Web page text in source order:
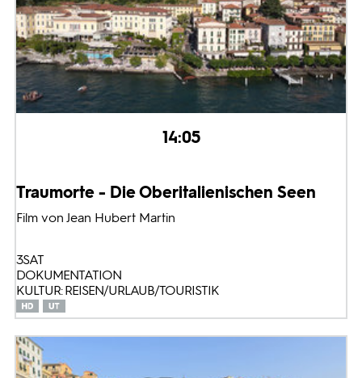
14:05
Traumorte - Die Oberitalienischen Seen
Film von Jean Hubert Martin
3SAT
DOKUMENTATION
KULTUR: REISEN/URLAUB/TOURISTIK